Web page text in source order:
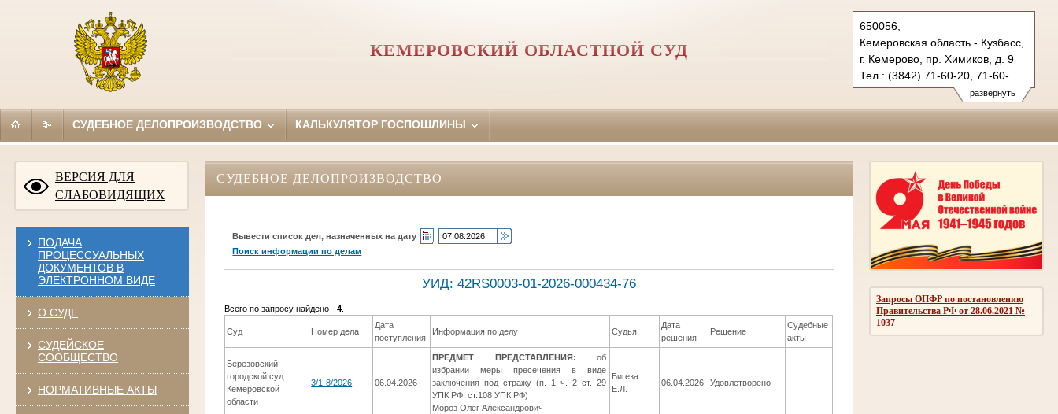
развернуть
650056,
Кемеровская область - Кузбасс,
г. Кемерово, пр. Химиков, д. 9
Тел.: (3842) 71-60-20, 71-60-
22 (т/ф.)
oblsud.kmr@sudrf.ru
КЕМЕРОВСКИЙ ОБЛАСТНОЙ СУД
СУДЕБНОЕ ДЕЛОПРОИЗВОДСТВО КАЛЬКУЛЯТОР ГОСПОШЛИНЫ
ВЕРСИЯ ДЛЯ
СЛАБОВИДЯЩИХ
ПОДАЧА
ПРОЦЕССУАЛЬНЫХ
ДОКУМЕНТОВ В
ЭЛЕКТРОННОМ ВИДЕ
О СУДЕ
СУДЕЙСКОЕ
СООБЩЕСТВО
НОРМАТИВНЫЕ АКТЫ
Запросы ОПФР по постановлению
Правительства РФ от 28.06.2021 №
1037
СУДЕБНОЕ ДЕЛОПРОИЗВОДСТВО
Вывести список дел, назначенных на дату
Поиск информации по делам
УИД: 42RS0003-01-2026-000434-76
Всего по запросу найдено -4
Суд Номер дела
Дата
поступления
Информация по делу Судья
Дата
решения
Решение
Судебные
акты
Березовский
городской суд
Кемеровской
области
3/1-8/2026 06.04.2026
ПРЕДМЕТ ПРЕДСТАВЛЕНИЯ: об
избрании меры пресечения в виде
заключения под стражу (п. 1 ч. 2 ст. 29
УПК РФ; ст.108 УПК РФ)
Мороз Олег Александрович
Бигеза
Е.Л.
06.04.2026 Удовлетворено